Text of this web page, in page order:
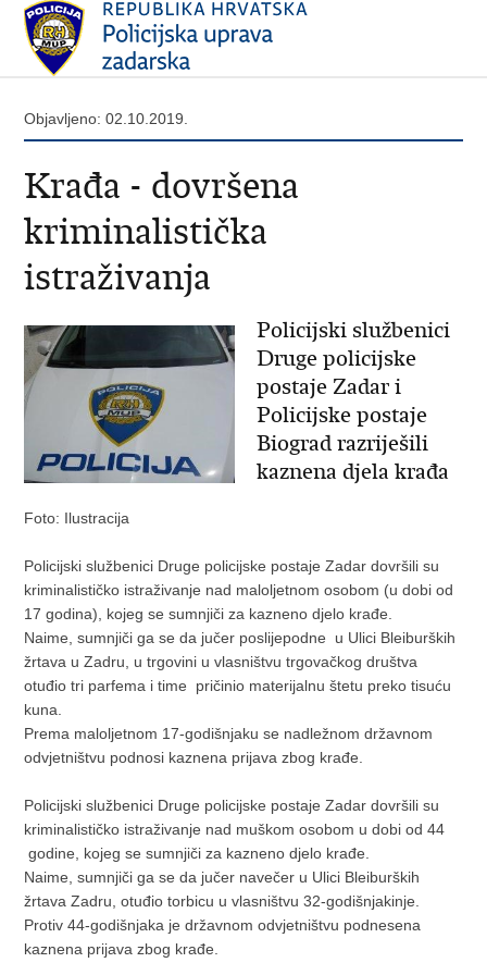
Objavljeno: 02.10.2019.
Krađa - dovršena
kriminalistička
istraživanja
Policijski službenici
Druge policijske
postaje Zadar i
Policijske postaje
Biograd razriješili
kaznena djela krađa
Foto: Ilustracija
Policijski službenici Druge policijske postaje Zadar dovršili su
kriminalističko istraživanje nad maloljetnom osobom (u dobi od
17 godina), kojeg se sumnjiči za kazneno djelo krađe.
Naime, sumnjiči ga se da jučer poslijepodne u Ulici Bleiburških
žrtava u Zadru, u trgovini u vlasništvu trgovačkog društva
otuđio tri parfema i time pričinio materijalnu štetu preko tisuću
kuna.
Prema maloljetnom 17-godišnjaku se nadležnom državnom
odvjetništvu podnosi kaznena prijava zbog krađe.
Policijski službenici Druge policijske postaje Zadar dovršili su
kriminalističko istraživanje nad muškom osobom u dobi od 44
godine, kojeg se sumnjiči za kazneno djelo krađe.
Naime, sumnjiči ga se da jučer navečer u Ulici Bleiburških
žrtava Zadru, otuđio torbicu u vlasništvu 32-godišnjakinje.
Protiv 44-godišnjaka je državnom odvjetništvu podnesena
kaznena prijava zbog krađe.